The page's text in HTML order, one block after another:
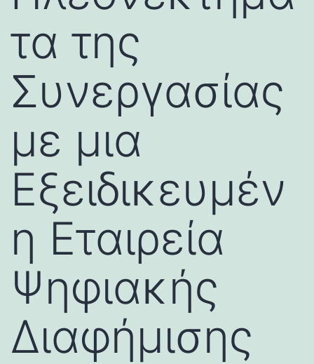
τα της
Συνεργασίας
με μια
Εξειδικευμέν
η Εταιρεία
Ψηφιακής
Διαφήμισης